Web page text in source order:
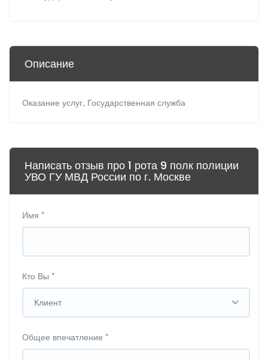
Описание
Оказание услуг, Государственная служба
Написать отзыв про 1 рота 9 полк полиции
УВО ГУ МВД России по г. Москве
Имя *
Кто Вы *
Клиент
Общее впечатление *